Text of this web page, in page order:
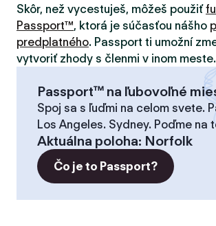
Skôr, než vycestuješ, môžeš použiť
Passport™, ktorá je súčasťou nášho
predplatného. Passport ti umožní
vytvoriť zhody s členmi v inom meste.
Passport™ na ľubovoľné
Spoj sa s ľuďmi na celom svete.
Los Angeles. Sydney. Poďme na
Aktuálna poloha: Norfolk
Čo je to Passport?